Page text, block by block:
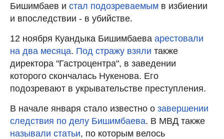
Бишимбаев и стал подозреваемым в избиении
и впоследствии - в убийстве.
12 ноября Куандыка Бишимбаева арестовали
на два месяца. Под стражу взяли также
директора "Гастроцентра", в заведении
которого скончалась Нукенова. Его
подозревают в укрывательстве преступления.
В начале января стало известно о завершении
следствия по делу Бишимбаева. В МВД также
называли статьи, по которым велось